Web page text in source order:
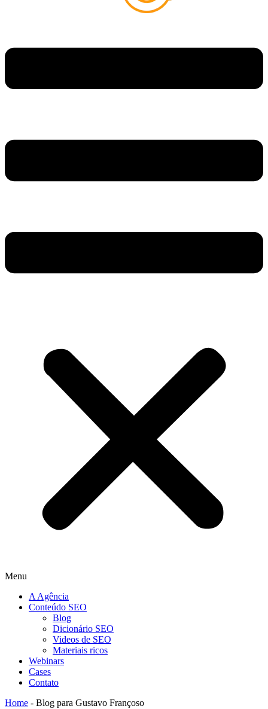
Menu
A Agência
Conteúdo SEO
Blog
Dicionário SEO
Videos de SEO
Materiais ricos
Webinars
Cases
Contato
Home - Blog para Gustavo Françoso